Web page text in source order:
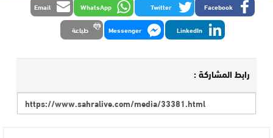
Facebook
Twitter
WhatsApp
Email
LinkedIn
Messenger طباعة
رابط المشاركة :